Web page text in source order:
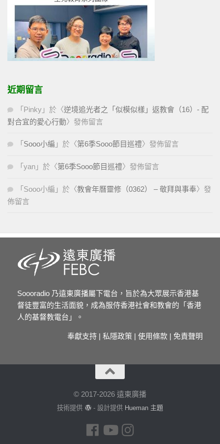
近期留言
「 Pinky 」於〈逆境追光者之「似模似樣」返教會（16）- 配
對合宜的愛心行動〉發佈留言
「 Sooo小編 」於〈第6季Sooo節目巡禮〉發佈留言
「 yan 」於〈第6季Sooo節目巡禮〉發佈留言
「 Sooo小編 」於〈教會年曆靈修（0362） – 敬拜與事奉〉發
佈留言
Soooradio 乃遠東廣播屬下電台，旨於為大眾展示香港基
督徒豐富的生活面貌，成為服侍香港社會和教會的「香港
人的基督教電台」。
奉獻支持 | 私隱政策 | 使用條款 | 免責聲明
© 2017-2026 遠東廣播
技術提供 - 設計提供 Hueman 主題